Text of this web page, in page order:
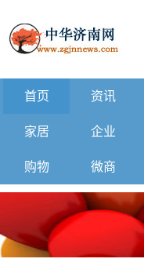
首页 资讯
家居 企业
购物 微商